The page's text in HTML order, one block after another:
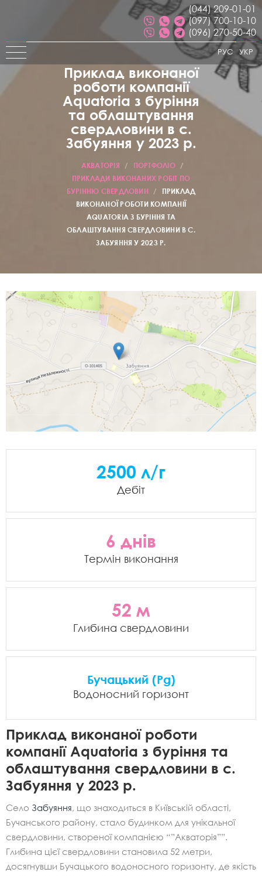
(044) 209-01-01
(097) 700-10-10
(096) 270-50-40
УКР
РУС
Приклад виконаної
роботи компанії
Aquatoria з буріння
та облаштування
свердловини в с.
Забуяння у 2023 р.
АКВАТОРІЯ / ПОРТФОЛІО
/
ПРИКЛАДИ ВИКОНАНИХ РОБІТ ПО
БУРІННЮ СВЕРДЛОВИН
/
ПРИКЛАД
ВИКОНАНОЇ РОБОТИ КОМПАНІЇ
AQUATORIA З БУРІННЯ ТА
ОБЛАШТУВАННЯ СВЕРДЛОВИНИ В С.
ЗАБУЯННЯ У 2023 Р.
Приклад виконаної роботи
компанії Aquatoria з буріння та
облаштування свердловини в с.
Забуяння у 2023 р.
Село Забуяння, що знаходиться в Київській області,
Бучанського району, стало будинком для унікальної
свердловини, створеної компанією “”Акваторія””.
Глибина цієї свердловини становила 52 метри,
досягнувши Бучацького водоносного горизонту, де якість
2500 л/г
Дебіт
6 днів
Термін виконання
52 м
Глибина свердловини
Бучацький (Pg)
Водоносний горизонт